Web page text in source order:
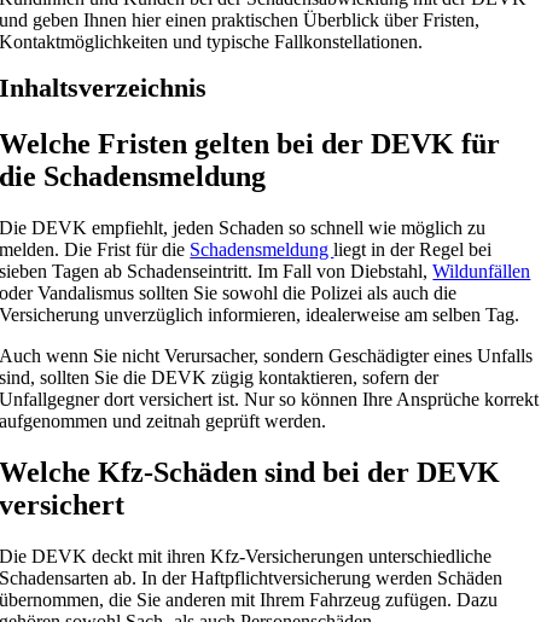
und geben Ihnen hier einen praktischen Überblick über Fristen,
Kontaktmöglichkeiten und typische Fallkonstellationen.
Inhaltsverzeichnis
Welche Fristen gelten bei der DEVK für
die Schadensmeldung
Die DEVK empfiehlt, jeden Schaden so schnell wie möglich zu
melden. Die Frist für die Schadensmeldungliegt in der Regel bei
sieben Tagen ab Schadenseintritt. Im Fall von Diebstahl,Wildunfällen
oder Vandalismus sollten Sie sowohl die Polizei als auch die
Versicherung unverzüglich informieren, idealerweise am selben Tag.
Auch wenn Sie nicht Verursacher, sondern Geschädigter eines Unfalls
sind, sollten Sie die DEVK zügig kontaktieren, sofern der
Unfallgegner dort versichert ist. Nur so können Ihre Ansprüche korrekt
aufgenommen und zeitnah geprüft werden.
Welche Kfz-Schäden sind bei der DEVK
versichert
Die DEVK deckt mit ihren Kfz-Versicherungen unterschiedliche
Schadensarten ab. In der Haftpflichtversicherung werden Schäden
übernommen, die Sie anderen mit Ihrem Fahrzeug zufügen. Dazu